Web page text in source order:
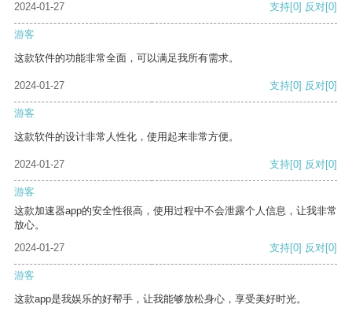
2024-01-27 支持[0] 反对[0]
游客
这款软件的功能非常全面，可以满足我所有需求。
2024-01-27 支持[0] 反对[0]
游客
这款软件的设计非常人性化，使用起来非常方便。
2024-01-27 支持[0] 反对[0]
游客
这款加速器app的安全性很高，使用过程中不会泄露个人信息，让我非常
放心。
2024-01-27
支持[0] 反对[0]
游客
这款app是我娱乐的好帮手，让我能够放松身心，享受美好时光。